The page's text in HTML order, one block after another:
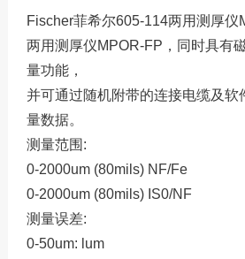
Fischer菲希尔605-114两用测厚仪
两用测厚仪MPOR-FP，同时具有
量功能，
并可通过随机附带的连接电缆及软
量数据。
测量范围:
0-2000um (80mils) NF/Fe
0-2000um (80mils) IS0/NF
测量误差:
0-50um: lum